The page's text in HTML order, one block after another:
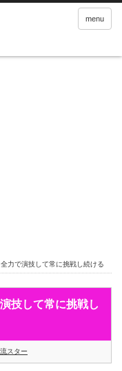
menu
力で演技して常に挑戦し続ける
技して常に挑戦し
スター